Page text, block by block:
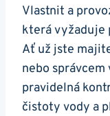
Vlastnit a
která vyžaduje
Ať už jste
nebo
pravidelná
čistoty vody a